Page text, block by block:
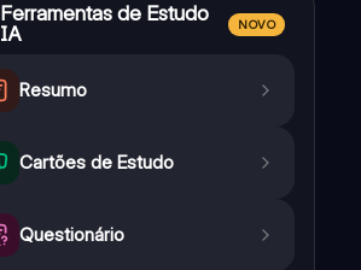
Ferramentas de Estudo
IA
NOVO
Resumo
Cartões de Estudo
Questionário